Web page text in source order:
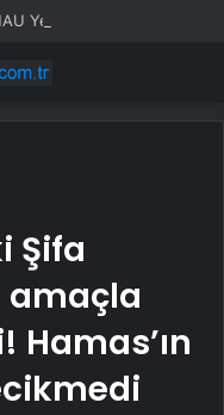
Şifa
amaçla
Hamas’ın